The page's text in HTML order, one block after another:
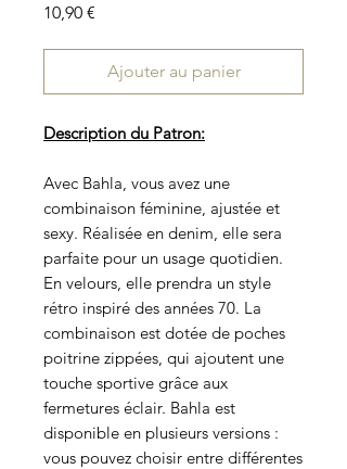
10,90 €
Ajouter au panier
Description du Patron:
Avec Bahla, vous avez une
combinaison féminine, ajustée et
sexy. Réalisée en denim, elle sera
parfaite pour un usage quotidien.
En velours, elle prendra un style
rétro inspiré des années 70. La
combinaison est dotée de poches
poitrine zippées, qui ajoutent une
touche sportive grâce aux
fermetures éclair. Bahla est
disponible en plusieurs versions :
vous pouvez choisir entre différentes